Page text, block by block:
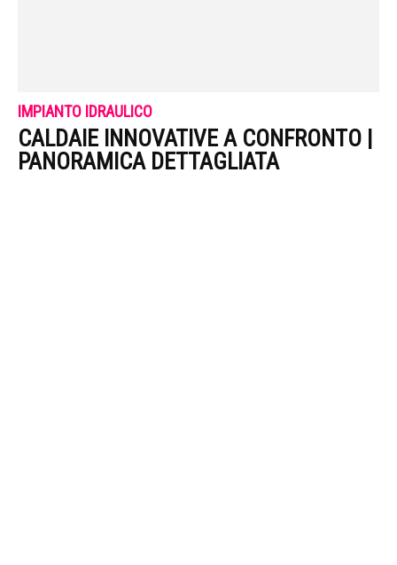
IMPIANTO IDRAULICO
CALDAIE INNOVATIVE A CONFRONTO |
PANORAMICA DETTAGLIATA